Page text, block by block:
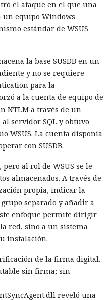
el ataque en el que una
un equipo Windows
estándar de WSUS
la base SUSDB en un
y no se requiere
para la
a la cuenta de equipo de
NTLM a través de un
servidor SQL y obtuvo
WSUS. La cuenta disponía
con SUSDB.
al rol de WSUS se le
almacenados. A través de
propia, indicar la
separado y añadir a
enfoque permite dirigir
red, sino a un sistema
instalación.
de la firma digital.
sin firma; sin
reveló una